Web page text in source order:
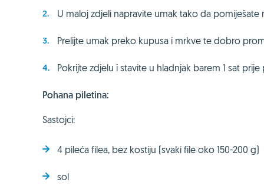
U maloj zdjeli napravite umak tako da pomiješate
Prelijte umak preko kupusa i mrkve te dobro
Pokrijte zdjelu i stavite u hladnjak barem 1 sat
Pohana piletina:
Sastojci:
4 pileća filea, bez kostiju (svaki file oko 150-200 g)
sol